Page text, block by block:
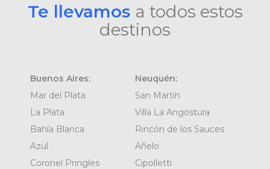
Te llevamos a todos estos
destinos
Buenos Aires:
Mar del Plata
La Plata
Bahía Blanca
Azul
Coronel Pringles
Neuquén:
San Martín
Villa La Angostura
Rincón de los Sauces
Añelo
Cipolletti